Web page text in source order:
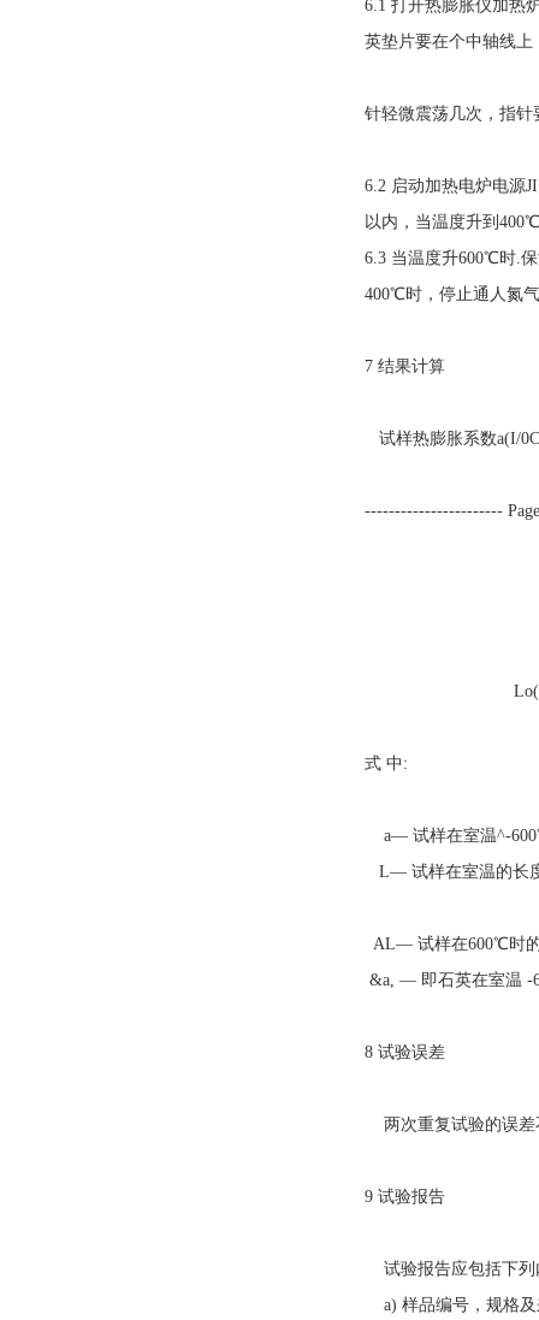
6.1 打开热膨胀仪加热
英垫片要在个中轴线
针轻微震荡几次，指针
6.2 启动加热电炉电源
以内，当温度升到
6.3 当温度升600℃时.
400℃时，停止通人氮
7 结果计算
试样热膨胀系数a(I/
-----------------------
Lo(U炭
式 中:
a— 试样在室温^-
L— 试样在室温的长
AL— 试样在600℃时
&a, — 即石英在室温 -
8 试验误差
两次重复试验的误差
9 试验报告
试验报告应包括下列
a) 样品编号，规格及